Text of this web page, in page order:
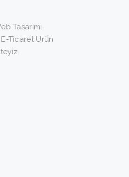
Tasarımı,
Ticaret Ürün